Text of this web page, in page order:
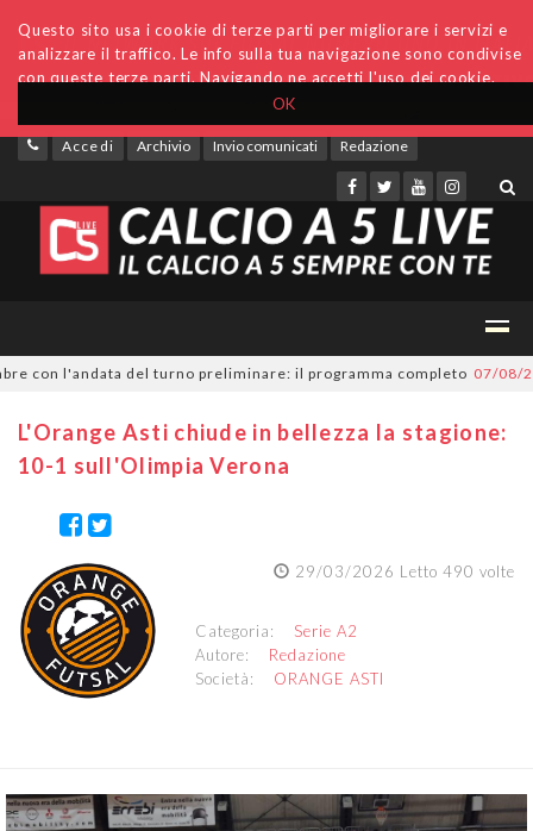
OK
Questo sito usa i cookie di terze parti per migliorare i servizi e
analizzare il traffico. Le info sulla tua navigazione sono condivise
con queste terze parti. Navigando ne accetti l'uso dei cookie.
Accedi Archivio Invio comunicati Redazione
l'andata del turno preliminare: il programma completo 07/08/2026
L'Orange Asti chiude in bellezza la stagione:
10-1 sull'Olimpia Verona
29/03/2026 Letto 490 volte
Categoria: Serie A2
Autore: Redazione
Società: ORANGE ASTI